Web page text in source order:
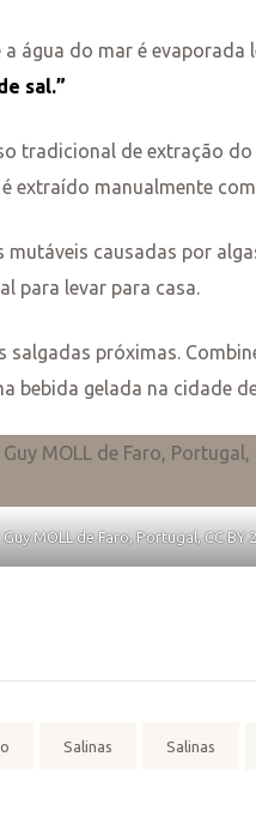
a água do mar é evaporada
sal.”
tradicional de extração
extraído manualmente
causadas por
para levar para casa.
próximas.
bebida gelada na cidade
MOLL de Faro, Portugal, CC
Salinas Salinas